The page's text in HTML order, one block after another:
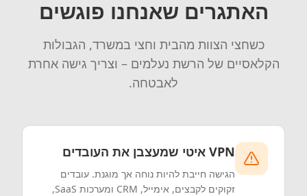
האתגרים שאנחנו פוגשים
כשחצי הצוות מהבית וחצי במשרד, הגבולות
הקלאסיים של הרשת נעלמים – וצריך גישה אחרת
לאבטחה.
VPN איטי שמעצבן את העובדים
הגישה חייבת להיות נוחה אך מוגנת. עובדים
זקוקים לקבצים, אימייל, CRM ומערכות SaaS,